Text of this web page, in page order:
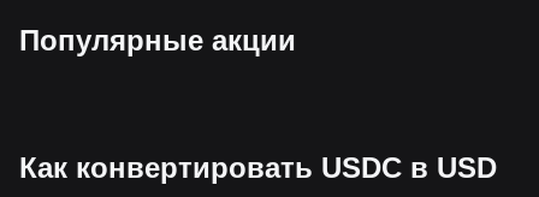
Популярные акции
Как конвертировать USDC в USD